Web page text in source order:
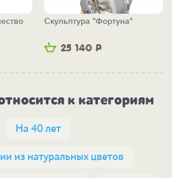
25 140 Р
Скульптура "Фортуна"
к категориям
На 40 лет
из натуральных цветов